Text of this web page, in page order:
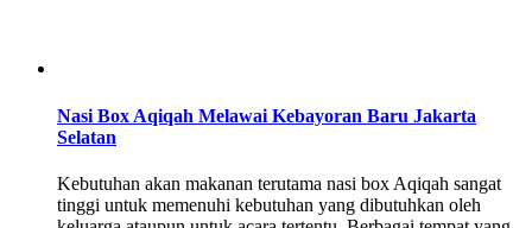
Nasi Box Aqiqah Melawai Kebayoran Baru Jakarta
Selatan
Kebutuhan akan makanan terutama nasi box Aqiqah sangat
tinggi untuk memenuhi kebutuhan yang dibutuhkan oleh